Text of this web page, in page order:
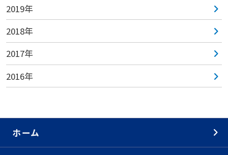
2019年
2018年
2017年
2016年
ホーム